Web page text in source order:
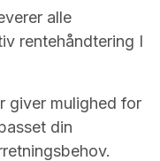
alle
rentehåndtering I
giver mulighed for
din